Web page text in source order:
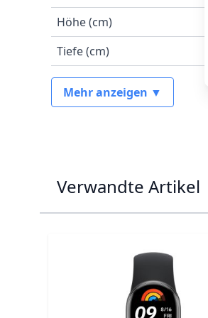
Höhe (cm)
Tiefe (cm)
Mehr anzeigen ▼
Verwandte Artikel